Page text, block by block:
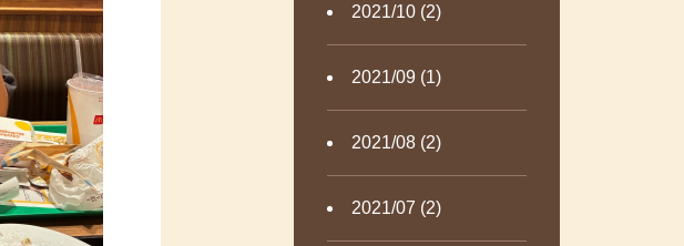
2021/10 (2)
2021/09 (1)
2021/08 (2)
2021/07 (2)